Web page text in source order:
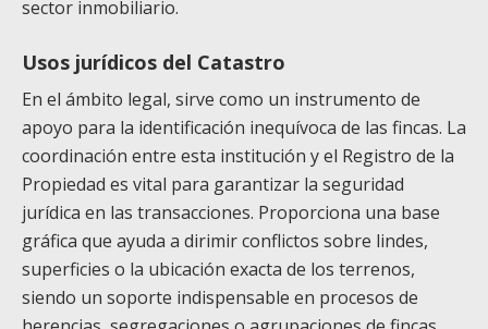
sector inmobiliario.
Usos jurídicos del Catastro
En el ámbito legal, sirve como un instrumento de
apoyo para la identificación inequívoca de las fincas. La
coordinación entre esta institución y el Registro de la
Propiedad es vital para garantizar la seguridad
jurídica en las transacciones. Proporciona una base
gráfica que ayuda a dirimir conflictos sobre lindes,
superficies o la ubicación exacta de los terrenos,
siendo un soporte indispensable en procesos de